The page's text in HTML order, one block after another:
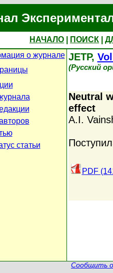
НАЧАЛО ПОИСК
о журнале
статьи
JETP,
(Русский
Neutral
effect
A.I.
PDF
Сообщить о